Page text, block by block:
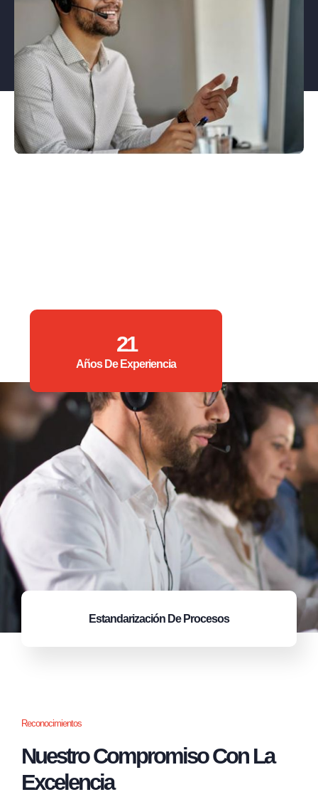
21
Años De Experiencia
Estandarización De Procesos
Reconocimientos
Nuestro Compromiso Con La
Excelencia